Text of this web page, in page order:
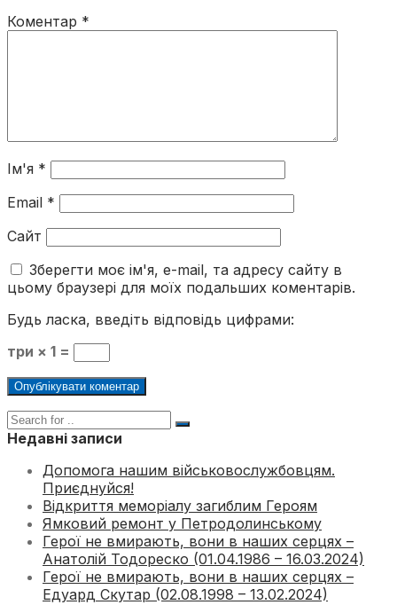
Коментар *
Ім'я *
Email *
Сайт
Зберегти моє ім'я, e-mail, та адресу сайту в
цьому браузері для моїх подальших коментарів.
Будь ласка, введіть відповідь цифрами:
три × 1 =
Недавні записи
Допомога нашим військовослужбовцям.
Приєднуйся!
Відкриття меморіалу загиблим Героям
Ямковий ремонт у Петродолинському
Герої не вмирають, вони в наших серцях –
Анатолій Тодореско (01.04.1986 – 16.03.2024)
Герої не вмирають, вони в наших серцях –
Едуард Скутар (02.08.1998 – 13.02.2024)